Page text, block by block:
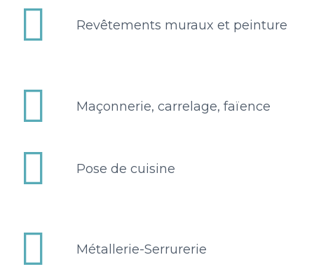

 Revêtements muraux et peinture

 Maçonnerie, carrelage, faïence

 Pose de cuisine

 Métallerie-Serrurerie